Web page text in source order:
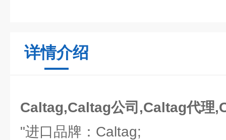
详情介绍
Caltag,Caltag公司,Caltag代理
"进口品牌：Caltag;